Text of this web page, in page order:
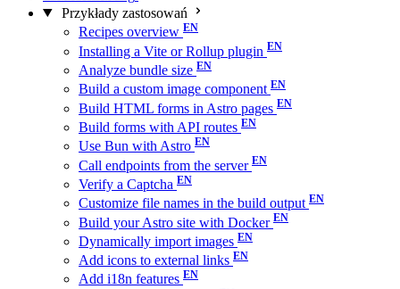
Przykłady zastosowań
Recipes overview
Installing a Vite or Rollup plugin
Analyze bundle size
Build a custom image component
Build HTML forms in Astro pages
Build forms with API routes
Use Bun with Astro
Call endpoints from the server
Verify a Captcha
Customize file names in the build output
Build your Astro site with Docker
Dynamically import images
Add icons to external links
Add i18n features